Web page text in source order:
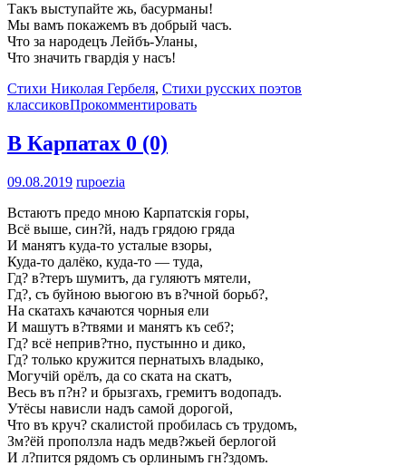
Такъ выступайте жь, басурманы!
Мы вамъ покажемъ въ добрый часъ.
Что за народецъ Лейбъ-Уланы,
Что значить гвардія у насъ!
Стихи Николая Гербеля, Стихи русских поэтов
классиковПрокомментировать
В Карпатах 0 (0)
09.08.2019 rupoezia
Встаютъ предо мною Карпатскія горы,
Всё выше, син?й, надъ грядою гряда
И манятъ куда-то усталые взоры,
Куда-то далёко, куда-то — туда,
Гд? в?теръ шумитъ, да гуляютъ мятели,
Гд?, съ буйною вьюгою въ в?чной борьб?,
На скатахъ качаются чорныя ели
И машутъ в?твями и манятъ къ себ?;
Гд? всё неприв?тно, пустынно и дико,
Гд? только кружится пернатыхъ владыко,
Могучій орёлъ, да со ската на скатъ,
Весь въ п?н? и брызгахъ, гремитъ водопадъ.
Утёсы нависли надъ самой дорогой,
Что въ круч? скалистой пробилась съ трудомъ,
Зм?ёй проползла надъ медв?жьей берлогой
И л?пится рядомъ съ орлинымъ гн?здомъ.